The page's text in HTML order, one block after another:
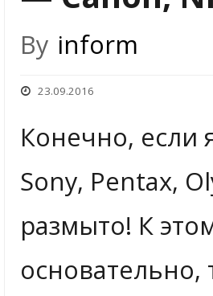
By inform
23.09.2016
Конечно, если
Sony, Pentax,
размыто! К
основательно,